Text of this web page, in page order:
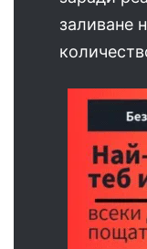
заливане